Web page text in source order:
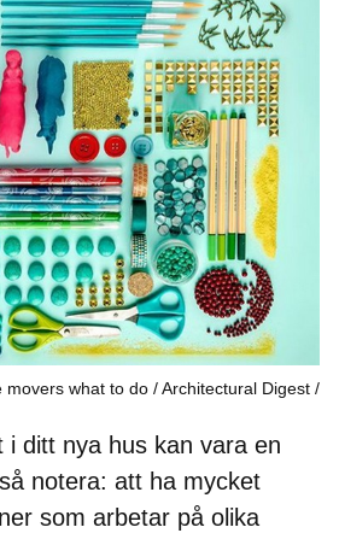
movers what to do / Architectural Digest
i ditt nya hus kan vara en
notera: att ha mycket
som arbetar på olika